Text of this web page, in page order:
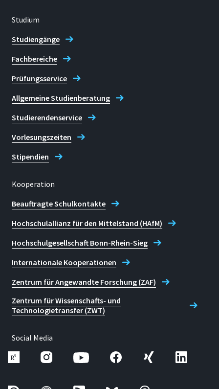
rechtzeitig
heißt mindestens ein Jahr vor
dem geplanten
Auslandsaufenthalt) über
etwaige Voraussetzungen.
Erster Ansprechpartner für
Fragen zum Studium an der
die Allgemeine
Studienberatung,
Auslandsstudium erhalten Sie
beim International
Office und bei den Mitarbeitern
und Mitarbeiterinnen, die in den
jeweiligen Fachbereichen für
alle Fragen rund um Auslands-
und Praxissemester zuständig
sind.
DAAD-Sprachzeugnis
Studium
Studiengänge
Fachbereiche
Prüfungsservice
Allgemeine Studienberatung
Studierendenservice
Vorlesungszeiten
Stipendien
Kooperation
Beauftragte Schulkontakte
Hochschulallianz für den Mittelstand (HAfM)
Hochschulgesellschaft Bonn-Rhein-Sieg
Internationale Kooperationen
Zentrum für Angewandte Forschung (ZAF)
Zentrum für Wissenschafts- und
Technologietransfer (ZWT)
Social Media